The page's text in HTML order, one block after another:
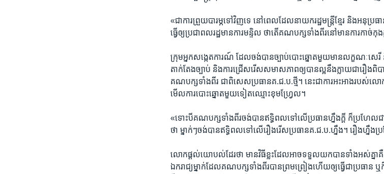
«ជា​ការ​ព្រួយ​បារម្ភ​ទៅ​វិញ​ទេ ​នៅ​ពេល​ដែល​នាយក​រដ្ឋមន្ត្រី​ខ្មែរ ​និង​អនុប្រ
ធ្វើ​ឲ្យ​ប្រជា​ពលរដ្ឋ​មាន​ការ​មន្ទិល ​ថា​តើ​គណបក្ស​ទាំងពីរ​នៅ​មាន​ការ​កាច់​កុ
ក្រុម​អ្នក​សង្កេត​ការណ៍​ ដែល​ចង់​បាន​ច្បាប់​បោះឆ្នោត​មួយ​មាន​លក្ខណៈ​សេរី
តាក់តែង​ច្បាប់ ​និង​ការ​ជ្រើស​រើស​សមាសភាព​ឲ្យ​បាន​ល្អ​នឹង​ក្លាយ​ជា​រឿង​ពិ
គណបក្ស​ទាំងពីរ​ ជាពិសេស​ប្រធាន​គ.ជ.ប.​ថ្មី។​ នេះ​ជា​ការ​អះអាង​របស់​លោក​
មើល​ការ​បោះឆ្នោត​មួយ​ទៀតឈ្មោះ​ខុមហ្រ្វែល។​
«ទោះបី​គណបក្ស​ទាំងពីរ​ចង់​បាន​ឥទ្ធិពល​ទៅ​លើ​ប្រធាន​ហ្នឹង​ក្តី​ ក៏​ប្រហែល​ជ
ថា​ ម្នាក់ៗ​ចង់​បាន​ឥទ្ធិពល​ទៅ​លើ​រឿងរើស​ប្រធាន​គ.ជ.ប.​ហ្នឹង។ ​រឿង​ហ្នឹង​
លោក​ផ្តល់​យោបល់​ដែរ​ថា​ មាន​វិធីខ្លះ​ដែល​អាច​ទទួល​យក​បាន​ទាំងអស់​គ្នា​
ឯករាជ្យ​ម្នាក់​ដែល​គណបក្ស​ទាំង​ពីរ​បាន​ព្រម​ព្រៀង​ហើយ​ឲ្យ​ធ្វើ​ជា​ប្រធាន